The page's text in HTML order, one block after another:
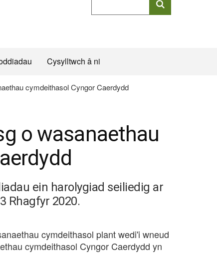
allweddeiriau
Cysylltwch â ni
cymdeithasol Cyngor Caerdydd
o wasanaethau
ein harolygiad seiliedig ar
Rhagfyr 2020.
cymdeithasol plant wedi'i wneud
cymdeithasol Cyngor Caerdydd yn